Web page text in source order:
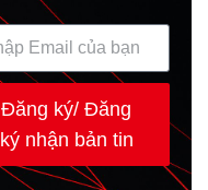
Đăng ký/ Đăng
ký nhận bản tin